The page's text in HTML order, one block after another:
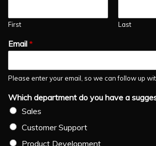
First Last
Email *
Please enter your email, so we can follow up
Which department do you have a
Sales
Customer Support
Product Development